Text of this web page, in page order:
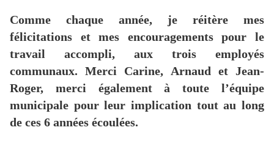
Comme chaque année, je réitère mes
félicitations et mes encouragements pour le
travail accompli, aux trois employés
communaux. Merci Carine, Arnaud et Jean-
Roger, merci également à toute l’équipe
municipale pour leur implication tout au long
de ces 6 années écoulées.